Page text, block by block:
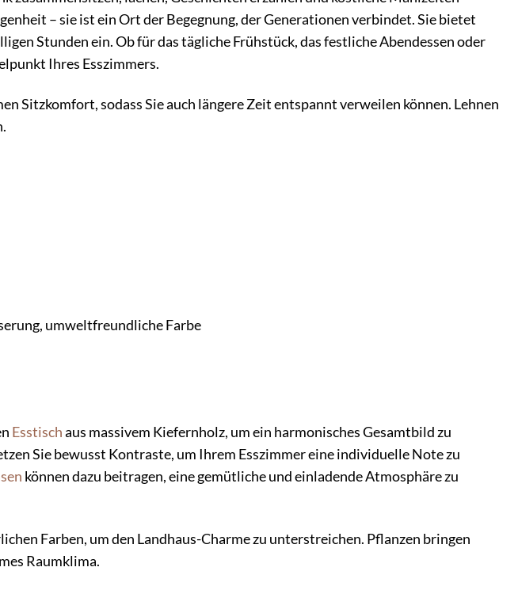
– sie ist ein Ort der Begegnung, der Generationen verbindet. Sie bietet
Stunden ein. Ob für das tägliche Frühstück, das festliche Abendessen oder
Ihres Esszimmers.
Sitzkomfort, sodass Sie auch längere Zeit entspannt verweilen können. Lehnen
umweltfreundliche Farbe
Esstischaus massivem Kiefernholz, um ein harmonisches Gesamtbild zu
Sie bewusst Kontraste, um Ihrem Esszimmer eine individuelle Note zu
können dazu beitragen, eine gemütliche und einladende Atmosphäre zu
Farben, um den Landhaus-Charme zu unterstreichen. Pflanzen bringen
Raumklima.